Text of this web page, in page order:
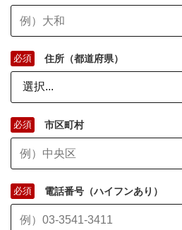
必須 住所（都道府県）
必須 市区町村
必須 電話番号（ハイフンあり）